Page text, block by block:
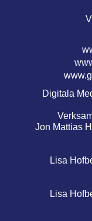
Digitala
Jon Mattias
Lisa
Lisa